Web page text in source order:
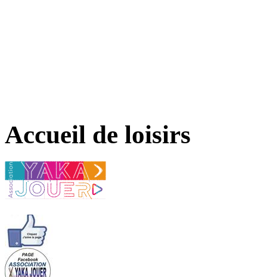
Accueil de loisirs